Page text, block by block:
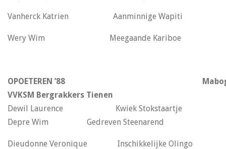
Vanherck Katrien Aanminnige Wapiti
Wery Wim Meegaande Kariboe
OPOETEREN ’88
VVKSM Bergrakkers Tienen
Dewil Laurence Kwiek Stokstaartje
Depre Wim Gedreven Steenarend
Dieudonne Veronique Inschikkelijke Olingo